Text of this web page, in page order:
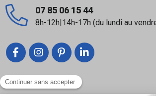
Liens utiles
07 85 06 15 44
8h-12h|14h-17h (du lundi au